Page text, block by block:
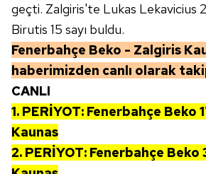
6698 sayılı Kişisel Verilerin Korunması
hazırlanmış Aydınlatma Metnimizi
ilgili mevzuata uygun olarak kullanılan
almak için lütfentıklayınız.
geçti. Zalgiris'te Lukas Lekavicius
Birutis 15 sayı buldu.
Fenerbahçe Beko - Zalgiris
haberimizden canlı olarak
CANLI
1. PERİYOT: Fenerbahçe Beko
Kaunas
2. PERİYOT: Fenerbahçe